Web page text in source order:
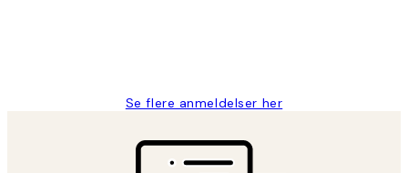
Se flere anmeldelser her